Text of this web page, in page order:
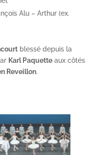
Alu – Arthur (ex.
blessé depuis la
Karl Paquetteaux côtés
Reveillon.